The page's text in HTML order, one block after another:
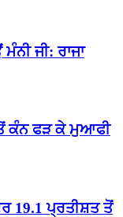
ਜੀ: ਰਾਜਾ
ਤੋਂ ਕੰਨ ਫੜ ਕੇ ਮੁਆਫੀ
19.1 ਪ੍ਰਤੀਸ਼ਤ ਤੋਂ